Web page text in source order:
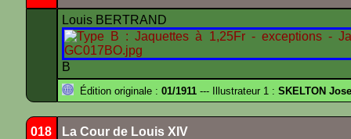
Louis BERTRAND
B
Édition originale : 01/1911 --- Illustrateur 1 : SKELTON
018 La Cour de Louis XIV